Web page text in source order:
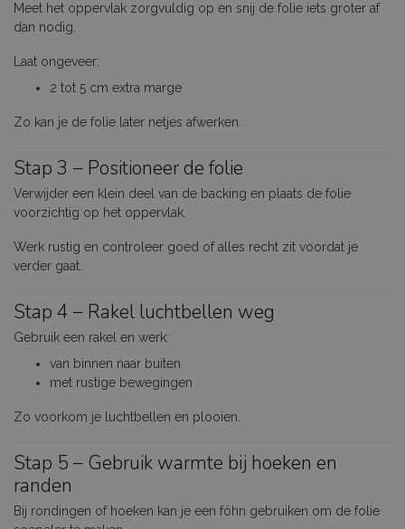
Meet het oppervlak zorgvuldig op en snij de folie iets groter af
dan nodig.
Laat ongeveer:
2 tot 5 cm extra marge
Zo kan je de folie later netjes afwerken.
Stap 3 – Positioneer de folie
Verwijder een klein deel van de backing en plaats de folie
voorzichtig op het oppervlak.
Werk rustig en controleer goed of alles recht zit voordat je
verder gaat.
Stap 4 – Rakel luchtbellen weg
Gebruik een rakel en werk:
van binnen naar buiten
met rustige bewegingen
Zo voorkom je luchtbellen en plooien.
Stap 5 – Gebruik warmte bij hoeken en
randen
Bij rondingen of hoeken kan je een föhn gebruiken om de folie